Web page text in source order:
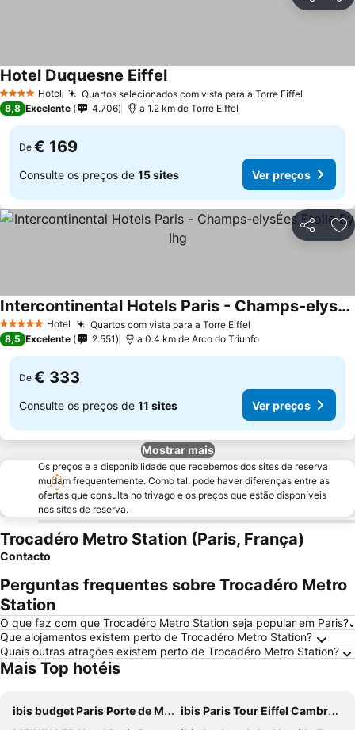
4 EstrelasHotel Quartos selecionados com vista para a Torre Eiffel
Hotel Duquesne Eiffel
8,8 Excelente 4.706 a 1.2 km de Torre Eiffel
De € 169
Consulte os preços de 15 sites Ver preços
Partilhar
5 Estrelas Hotel Quartos com vista para a Torre Eiffel
Intercontinental Hotels Paris - Champs-elysÉes Etoile By Ihg
8,5 Excelente 2.551 a 0.4 km de Arco do Triunfo
De € 333
Consulte os preços de 11 sites Ver preços
Mostrar mais
Os preços e a disponibilidade que recebemos dos sites de reserva
mudam frequentemente. Como tal, pode haver diferenças entre as
ofertas que consulta no trivago e os preços que estão disponíveis
nos sites de reserva.
Trocadéro Metro Station (Paris, França)
Contacto
Perguntas frequentes sobre Trocadéro Metro
Station
O que faz com que Trocadéro Metro Station seja popular em Paris?
Que alojamentos existem perto de Trocadéro Metro Station?
Quais outras atrações existem perto de Trocadéro Metro Station?
Mais Top hotéis
ibis budget Paris Porte de Montmartre
ibis Paris Tour Eiffel Cambronne 15ème